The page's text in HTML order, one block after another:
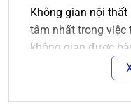
Không gian nội
tâm nhất trong việc
không gian được
là điều tuyệt vời.
ấy được màu sắc